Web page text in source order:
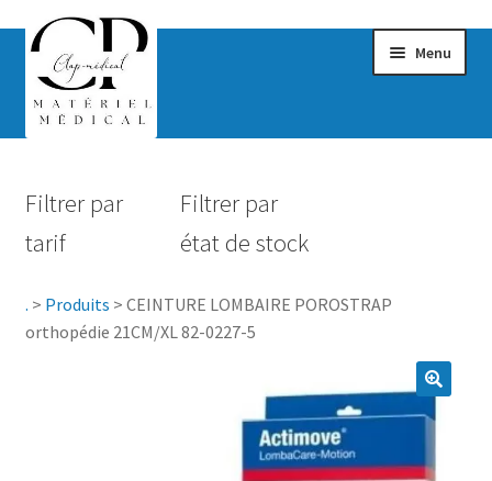
Menu
Hygiène
Rééducation
Filtrer par
tarif
Filtrer par
état de stock
. > Produits > CEINTURE LOMBAIRE POROSTRAP
orthopédie 21CM/XL 82-0227-5